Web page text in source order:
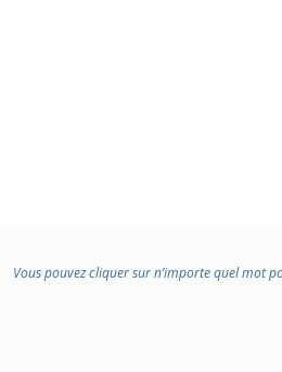
Vous pouvez cliquer sur n’importe quel mot